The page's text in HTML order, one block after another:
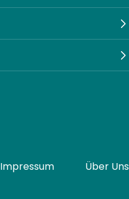
Impressum
Über Uns